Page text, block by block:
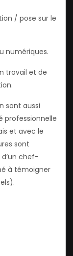
/ pose sur le
numériques.
travail et de
sont aussi
professionnelle
et avec le
sont
chef-
à témoigner